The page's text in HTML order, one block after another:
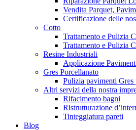
Vendita Parquet,
Certificazione delle
Cotto
Trattamento e Pulizia
Trattamento e Pulizia
Resine Industriali
Applicazione
Gres Porcellanato
Pulizia pavimenti Gres
Altri servizi della nostra
Rifacimento bagni
Ristrutturazione
Tinteggiatura pareti
Blog